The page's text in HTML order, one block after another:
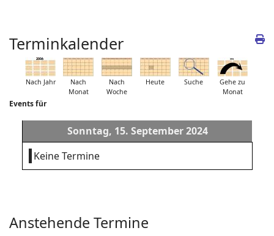
Terminkalender
Nach Jahr
Nach
Monat
Nach
Woche
Heute Suche
Gehe zu
Monat
Events für
Sonntag, 15. September 2024
Keine Termine
Anstehende Termine